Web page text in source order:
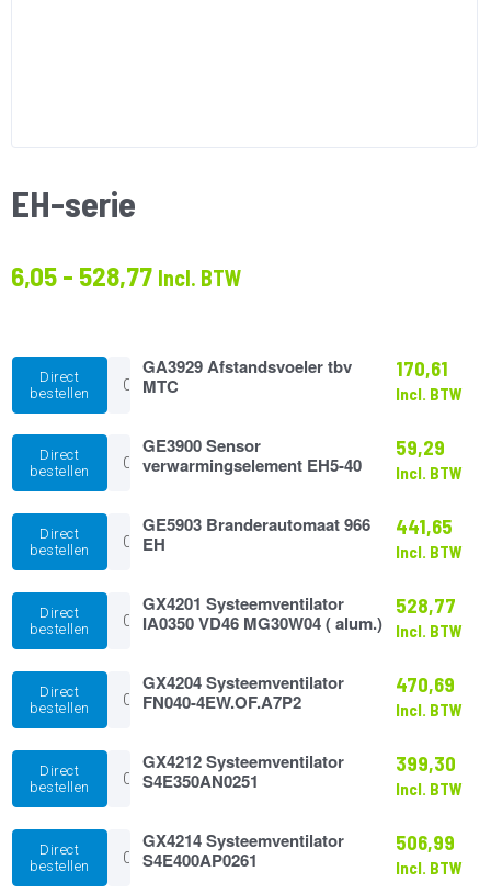
EH-serie
6,05 - 528,77Prijsklasse:
€528.77
Incl. BTW
Direct
bestellen
GA3929
Afstandsvoeler
tbv
aantal
GA3929 Afstandsvoeler tbv
MTC
170,61
Incl. BTW
Direct
bestellen
GE3900
Sensor
verwarmingselement
40
aantal
GE3900 Sensor
verwarmingselement EH5-40
59,29
Incl. BTW
Direct
bestellen
GE5903
Branderautomaat
966
aantal
GE5903 Branderautomaat 966
EH
441,65
Incl. BTW
Direct
bestellen
GX4201
Systeemventilator
IA0350
MG30W04
alum.)
GX4201 Systeemventilator
IA0350 VD46 MG30W04 ( alum.)
528,77
Incl. BTW
Direct
bestellen
GX4204
Systeemventilator
FN040-
aantal
GX4204 Systeemventilator
FN040-4EW.OF.A7P2
470,69
Incl. BTW
Direct
bestellen
GX4212
Systeemventilator
S4E350AN0251
GX4212 Systeemventilator
S4E350AN0251
399,30
Incl. BTW
Direct
bestellen
GX4214
Systeemventilator
S4E400AP0261
GX4214 Systeemventilator
S4E400AP0261
506,99
Incl. BTW